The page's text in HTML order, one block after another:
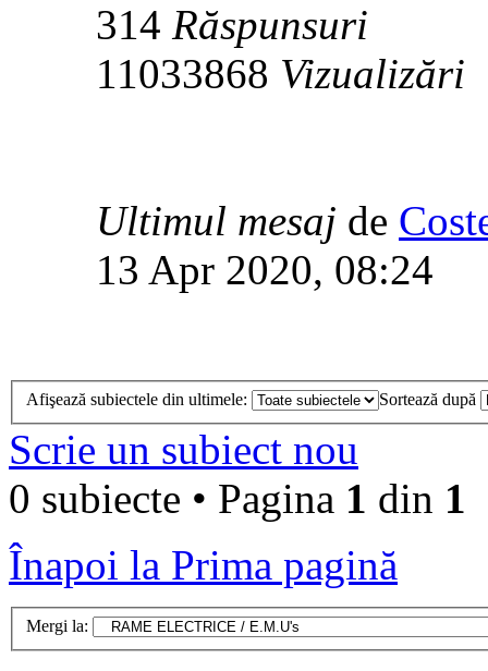
314 Răspunsuri
11033868 Vizualizări
Ultimul mesaj de
13 Apr 2020, 08:24
Afişează subiectele din ultimele: Sortează după
Scrie un subiect nou
0 subiecte • Pagina 1 din 1
Înapoi la Prima pagină
Mergi la: